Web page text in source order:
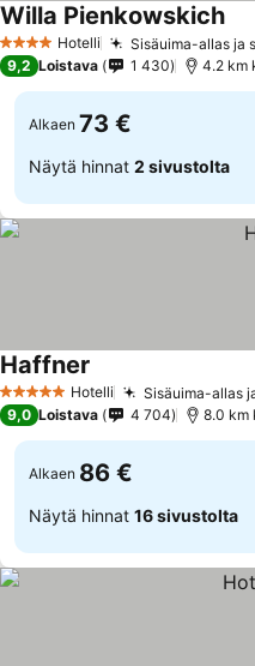
4 Tähtiluokitus
Hotelli Sisäuima-allas ja
Willa Pienkowskich
9,2 Loistava 1 430 4.2 km
Alkaen 73 €
Näytä hinnat 2 sivustolta
5 Tähtiluokitus
Hotelli Sisäuima-allas
Haffner
9,0 Loistava 4 704 8.0 km
Alkaen 86 €
Näytä hinnat 16 sivustolta